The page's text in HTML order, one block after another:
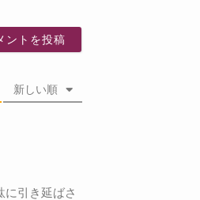
新しい順
に引き延ばさ